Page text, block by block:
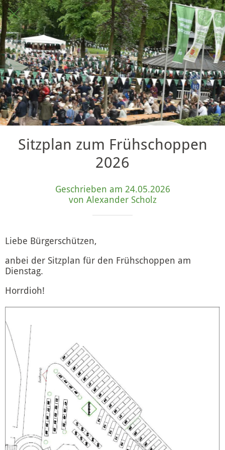
Sitzplan zum Frühschoppen
2026
Geschrieben am 24.05.2026
von Alexander Scholz
Liebe Bürgerschützen,
anbei der Sitzplan für den Frühschoppen am
Dienstag.
Horrdioh!